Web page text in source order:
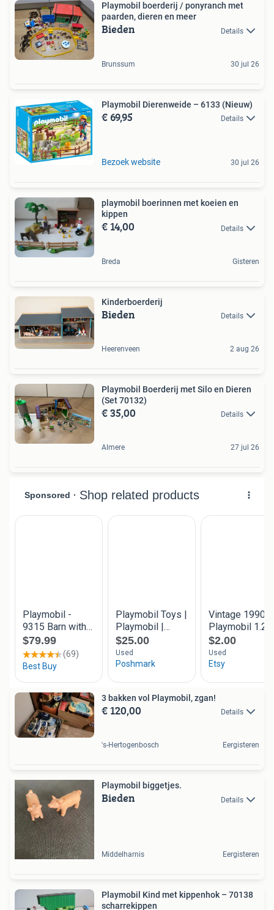
Playmobil boerderij / ponyranch met
paarden, dieren en meer
Bieden Details
Brunssum 30 jul 26
Playmobil Dierenweide – 6133 (Nieuw)
€ 69,95 Details
Bezoek website 30 jul 26
playmobil boerinnen met koeien en
kippen
€ 14,00 Details
Breda Gisteren
Kinderboerderij
Bieden Details
Heerenveen 2 aug 26
Playmobil Boerderij met Silo en Dieren
(Set 70132)
€ 35,00 Details
Almere 27 jul 26
3 bakken vol Playmobil, zgan!
€ 120,00 Details
's-Hertogenbosch Eergisteren
Playmobil biggetjes.
Bieden Details
Middelharnis Eergisteren
Playmobil Kind met kippenhok – 70138
scharrekippen